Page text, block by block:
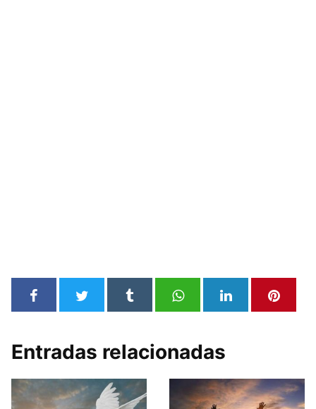
Entradas relacionadas